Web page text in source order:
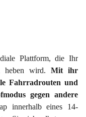
Plattform, die Ihr
heben wird. Mit ihr
Fahrradrouten und
gegen andere
innerhalb eines 14-